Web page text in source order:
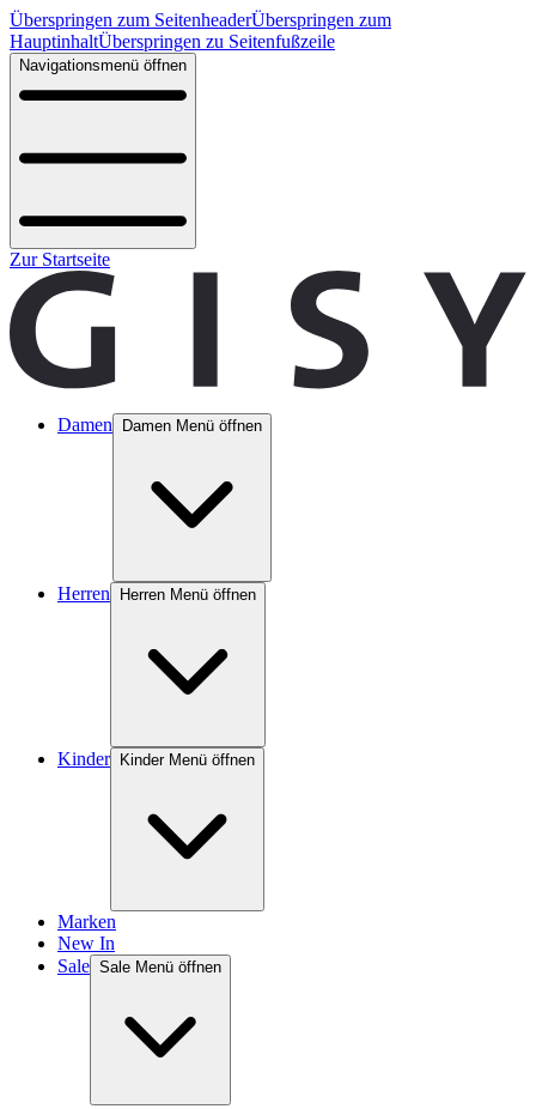
Überspringen zum SeitenheaderÜberspringen zum
HauptinhaltÜberspringen zu Seitenfußzeile
Navigationsmenü öffnen
Zur Startseite
Damen Damen Menü öffnen
Herren Herren Menü öffnen
Kinder Kinder Menü öffnen
Marken
New In
Sale Sale Menü öffnen